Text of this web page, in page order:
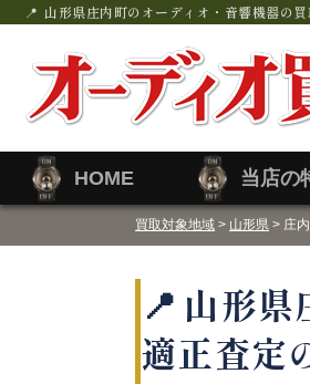
山形県庄内町のオーディオ・音響機器の
HOME 当店の
買取対象地域 > 山形県 > 庄
山形県
適正査定